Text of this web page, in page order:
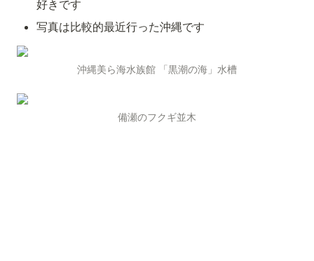
好きです
写真は比較的最近行った沖縄です
沖縄美ら海水族館 「黒潮の海」水槽
備瀬のフクギ並木